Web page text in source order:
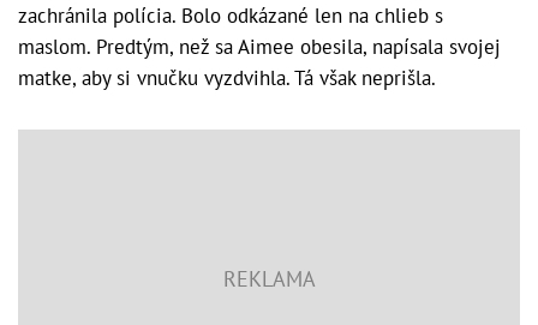
zachránila polícia. Bolo odkázané len na chlieb s
maslom. Predtým, než sa Aimee obesila, napísala svojej
matke, aby si vnučku vyzdvihla. Tá však neprišla.